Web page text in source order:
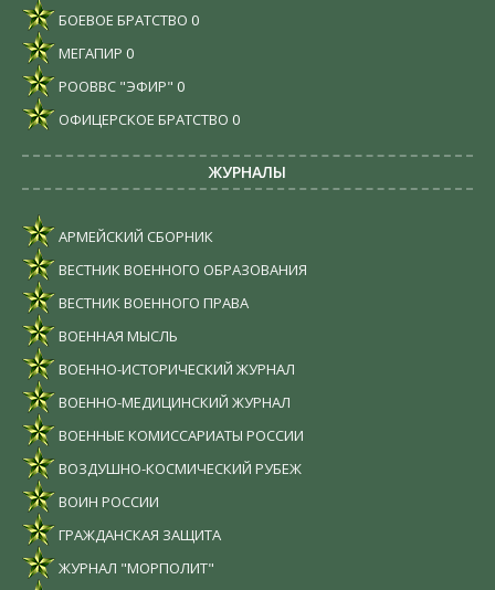
БОЕВОЕ БРАТСТВО 0
МЕГАПИР 0
РООВВС "ЭФИР" 0
ОФИЦЕРСКОЕ БРАТСТВО 0
ЖУРНАЛЫ
АРМЕЙСКИЙ СБОРНИК
ВЕСТНИК ВОЕННОГО ОБРАЗОВАНИЯ
ВЕСТНИК ВОЕННОГО ПРАВА
ВОЕННАЯ МЫСЛЬ
ВОЕННО-ИСТОРИЧЕСКИЙ ЖУРНАЛ
ВОЕННО-МЕДИЦИНСКИЙ ЖУРНАЛ
ВОЕННЫЕ КОМИССАРИАТЫ РОССИИ
ВОЗДУШНО-КОСМИЧЕСКИЙ РУБЕЖ
ВОИН РОССИИ
ГРАЖДАНСКАЯ ЗАЩИТА
ЖУРНАЛ "МОРПОЛИТ"